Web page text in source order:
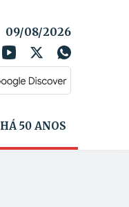
09/08/2026
HÁ 50 ANOS